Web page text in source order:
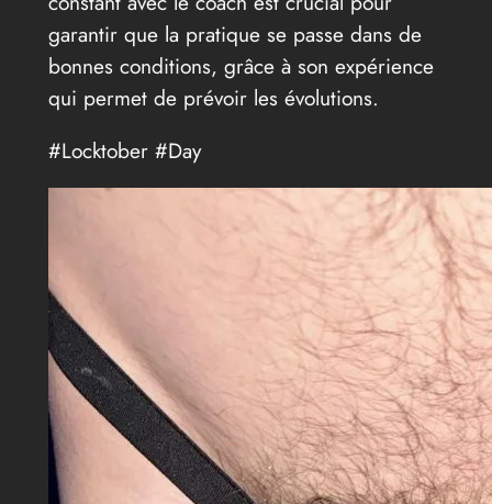
garantir que la pratique se passe dans de
bonnes conditions, grâce à son expérience
qui permet de prévoir les évolutions.
#Locktober #Day